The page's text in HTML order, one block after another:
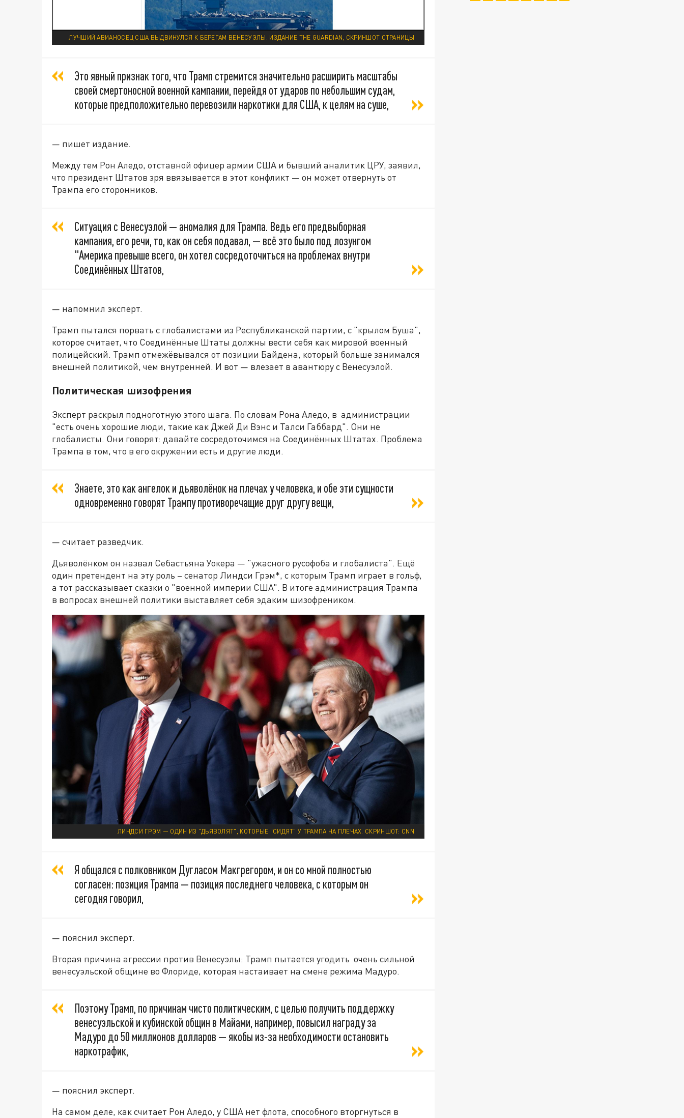
ЛУЧШИЙ АВИАНОСЕЦ США ВЫДВИНУЛСЯ К БЕРЕГАМ ВЕНЕСУЭЛЫ. ИЗДАНИЕ THE GUARDIAN, СКРИНШОТ СТРАНИЦЫ
Это явный признак того, что Трамп стремится значительно расширить масштабы
своей смертоносной военной кампании, перейдя от ударов по небольшим судам,
которые предположительно перевозили наркотики для США, к целям на суше,
— пишет издание.
Между тем Рон Аледо, отставной офицер армии США и бывший аналитик ЦРУ, заявил,
что президент Штатов зря ввязывается в этот конфликт — он может отвернуть от
Трампа его сторонников.
Ситуация с Венесуэлой — аномалия для Трампа. Ведь его предвыборная
кампания, его речи, то, как он себя подавал, — всё это было под лозунгом
"Америка превыше всего, он хотел сосредоточиться на проблемах внутри
Соединённых Штатов,
— напомнил эксперт.
Трамп пытался порвать с глобалистами из Республиканской партии, с "крылом Буша",
которое считает, что Соединённые Штаты должны вести себя как мировой военный
полицейский. Трамп отмежёвывался от позиции Байдена, который больше занимался
внешней политикой, чем внутренней. И вот — влезает в авантюру с Венесуэлой.
Политическая шизофрения
Эксперт раскрыл подноготную этого шага. По словам Рона Аледо, в администрации
"есть очень хорошие люди, такие как Джей Ди Вэнс и Талси Габбард". Они не
глобалисты. Они говорят: давайте сосредоточимся на Соединённых Штатах. Проблема
Трампа в том, что в его окружении есть и другие люди.
Знаете, это как ангелок и дьяволёнок на плечах у человека, и обе эти сущности
одновременно говорят Трампу противоречащие друг другу вещи,
— считает разведчик.
Дьяволёнком он назвал Себастьяна Уокера — "ужасного русофоба и глобалиста". Ещё
один претендент на эту роль – сенатор Линдси Грэм*, с которым Трамп играет в гольф,
а тот рассказывает сказки о "военной империи США". В итоге администрация Трампа
в вопросах внешней политики выставляет себя эдаким шизофреником.
ЛИНДСИ ГРЭМ — ОДИН ИЗ "ДЬЯВОЛЯТ", КОТОРЫЕ "СИДЯТ" У ТРАМПА НА ПЛЕЧАХ. СКРИНШОТ: CNN
Я общался с полковником Дугласом Макгрегором, и он со мной полностью
согласен: позиция Трампа — позиция последнего человека, с которым он
сегодня говорил,
— пояснил эксперт.
Вторая причина агрессии против Венесуэлы: Трамп пытается угодить очень сильной
венесуэльской общине во Флориде, которая настаивает на смене режима Мадуро.
Поэтому Трамп, по причинам чисто политическим, с целью получить поддержку
венесуэльской и кубинской общин в Майами, например, повысил награду за
Мадуро до 50 миллионов долларов — якобы из-за необходимости остановить
наркотрафик,
— пояснил эксперт.
На самом деле, как считает Рон Аледо, у США нет флота, способного вторгнуться в